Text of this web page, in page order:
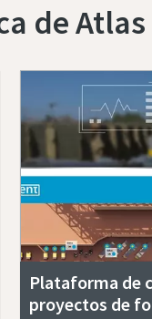
de
Plataforma de
proyectos de